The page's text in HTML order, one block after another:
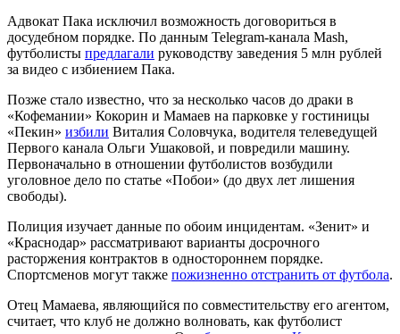
Адвокат Пака исключил возможность договориться в
досудебном порядке. По данным Telegram-канала Mash,
футболисты предлагали руководству заведения 5 млн рублей
за видео с избиением Пака.
Позже стало известно, что за несколько часов до драки в
«Кофемании» Кокорин и Мамаев на парковке у гостиницы
«Пекин» избили Виталия Соловчука, водителя телеведущей
Первого канала Ольги Ушаковой, и повредили машину.
Первоначально в отношении футболистов возбудили
уголовное дело по статье «Побои» (до двух лет лишения
свободы).
Полиция изучает данные по обоим инцидентам. «Зенит» и
«Краснодар» рассматривают варианты досрочного
расторжения контрактов в одностороннем порядке.
Спортсменов могут также пожизненно отстранить от футбола.
Отец Мамаева, являющийся по совместительству его агентом,
считает, что клуб не должно волновать, как футболист